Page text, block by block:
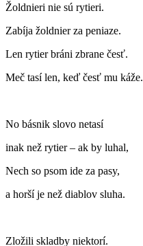
Žoldnieri nie sú rytieri.
Zabíja žoldnier za peniaze.
Len rytier bráni zbrane česť.
Meč tasí len, keď česť mu káže.
No básnik slovo netasí
inak než rytier – ak by luhal,
Nech so psom ide za pasy,
a horší je než diablov sluha.
Zložili skladby niektorí.